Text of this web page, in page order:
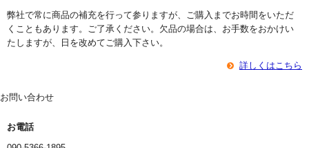
弊社で常に商品の補充を行って参りますが、ご購入までお時間をいただ
くこともあります。ご了承ください。欠品の場合は、お手数をおかけい
たしますが、日を改めてご購入下さい。
詳しくはこちら
お問い合わせ
お電話